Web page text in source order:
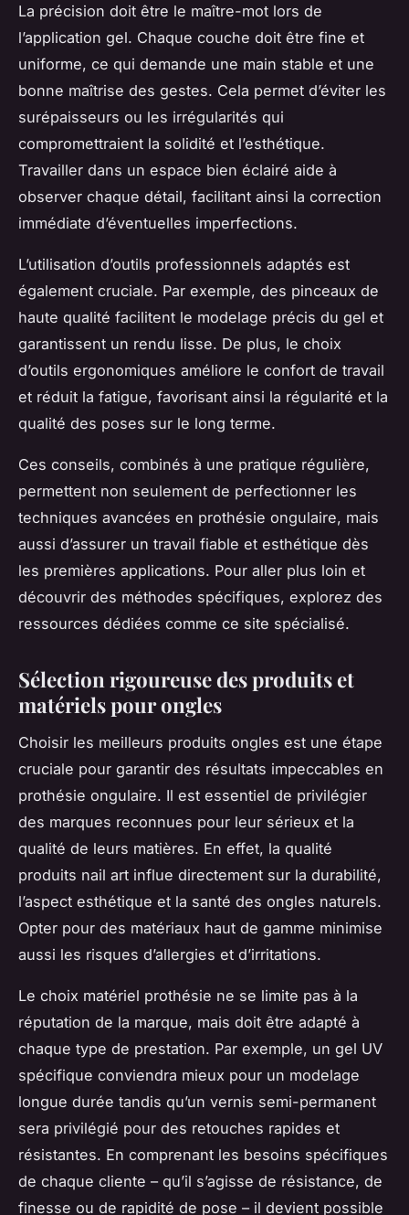
La précision doit être le maître-mot lors de
l’application gel. Chaque couche doit être fine et
uniforme, ce qui demande une main stable et une
bonne maîtrise des gestes. Cela permet d’éviter les
surépaisseurs ou les irrégularités qui
compromettraient la solidité et l’esthétique.
Travailler dans un espace bien éclairé aide à
observer chaque détail, facilitant ainsi la correction
immédiate d’éventuelles imperfections.
L’utilisation d’outils professionnels adaptés est
également cruciale. Par exemple, des pinceaux de
haute qualité facilitent le modelage précis du gel et
garantissent un rendu lisse. De plus, le choix
d’outils ergonomiques améliore le confort de travail
et réduit la fatigue, favorisant ainsi la régularité et la
qualité des poses sur le long terme.
Ces conseils, combinés à une pratique régulière,
permettent non seulement de perfectionner les
techniques avancées en prothésie ongulaire, mais
aussi d’assurer un travail fiable et esthétique dès
les premières applications. Pour aller plus loin et
découvrir des méthodes spécifiques, explorez des
ressources dédiées comme ce site spécialisé.
Sélection rigoureuse des produits et
matériels pour ongles
Choisir les meilleurs produits ongles est une étape
cruciale pour garantir des résultats impeccables en
prothésie ongulaire. Il est essentiel de privilégier
des marques reconnues pour leur sérieux et la
qualité de leurs matières. En effet, la qualité
produits nail art influe directement sur la durabilité,
l’aspect esthétique et la santé des ongles naturels.
Opter pour des matériaux haut de gamme minimise
aussi les risques d’allergies et d’irritations.
Le choix matériel prothésie ne se limite pas à la
réputation de la marque, mais doit être adapté à
chaque type de prestation. Par exemple, un gel UV
spécifique conviendra mieux pour un modelage
longue durée tandis qu’un vernis semi-permanent
sera privilégié pour des retouches rapides et
résistantes. En comprenant les besoins spécifiques
de chaque cliente – qu’il s’agisse de résistance, de
finesse ou de rapidité de pose – il devient possible